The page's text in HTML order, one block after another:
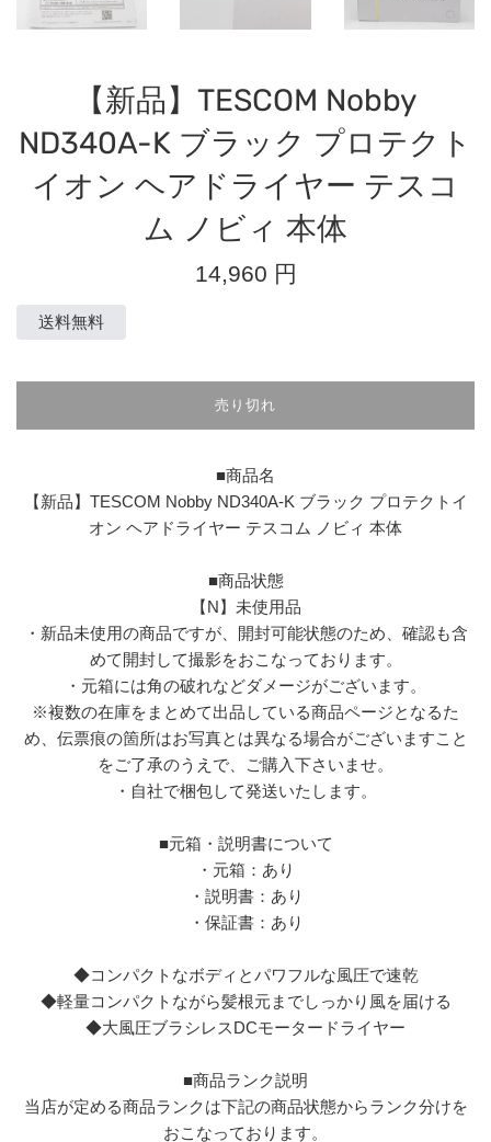
【新品】TESCOM Nobby
ND340A-K ブラック プロテクト
イオン ヘアドライヤー テスコ
ム ノビィ 本体
通
14,960 円
送料無料
売り切れ
■商品名
【新品】TESCOM Nobby ND340A-K ブラック プロテクトイ
オン ヘアドライヤー テスコム ノビィ 本体
■商品状態
【N】未使用品
・新品未使用の商品ですが、開封可能状態のため、確認も含
めて開封して撮影をおこなっております。
・元箱には角の破れなどダメージがございます。
※複数の在庫をまとめて出品している商品ページとなるた
め、伝票痕の箇所はお写真とは異なる場合がございますこと
をご了承のうえで、ご購入下さいませ。
・自社で梱包して発送いたします。
■元箱・説明書について
・元箱：あり
・説明書：あり
・保証書：あり
◆コンパクトなボディとパワフルな風圧で速乾
◆軽量コンパクトながら髪根元までしっかり風を届ける
◆大風圧ブラシレスDCモータードライヤー
■商品ランク説明
当店が定める商品ランクは下記の商品状態からランク分けを
おこなっております。